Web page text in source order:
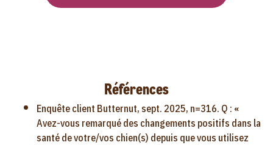
Références
Enquête client Butternut, sept. 2025, n=316. Q : «
Avez-vous remarqué des changements positifs dans la
santé de votre/vos chien(s) depuis que vous utilisez